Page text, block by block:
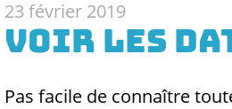
23 février 2019
Voir les
Pas facile de connaître